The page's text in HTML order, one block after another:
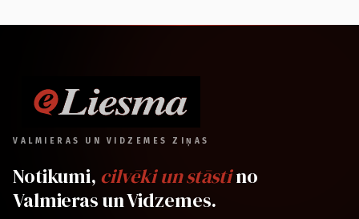
VALMIERAS UN VIDZEMES ZIŅAS
Notikumi, cilvēki un stāstino
Valmieras un Vidzemes.